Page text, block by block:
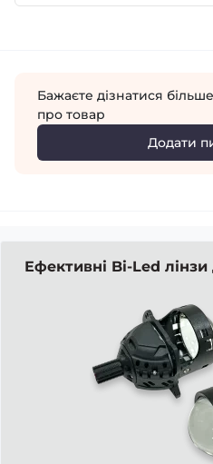
Бажаєте дізнатися
про товар
Додати
Ефективні Bi-Led